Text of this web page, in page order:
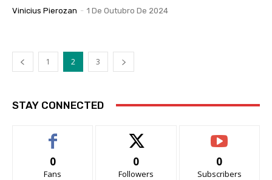
Vinicius Pierozan - 1 De Outubro De 2024
1 2 3
STAY CONNECTED
0
Fans
0
Followers
0
Subscribers